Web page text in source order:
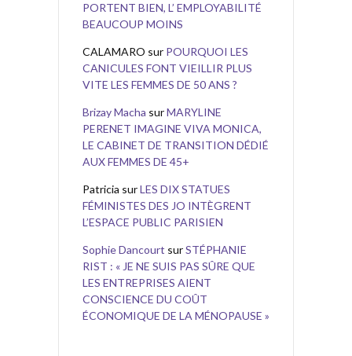
PORTENT BIEN, L’ EMPLOYABILITÉ
BEAUCOUP MOINS
CALAMARO sur POURQUOI LES
CANICULES FONT VIEILLIR PLUS
VITE LES FEMMES DE 50 ANS ?
Brizay Macha surMARYLINE
PERENET IMAGINE VIVA MONICA,
LE CABINET DE TRANSITION DÉDIÉ
AUX FEMMES DE 45+
Patricia surLES DIX STATUES
FÉMINISTES DES JO INTÈGRENT
L’ESPACE PUBLIC PARISIEN
Sophie Dancourt surSTÉPHANIE
RIST : « JE NE SUIS PAS SÛRE QUE
LES ENTREPRISES AIENT
CONSCIENCE DU COÛT
ÉCONOMIQUE DE LA MÉNOPAUSE »